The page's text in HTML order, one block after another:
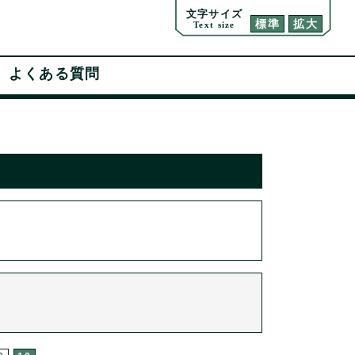
文字サイズ
Text size 標準 拡大
よくある質問